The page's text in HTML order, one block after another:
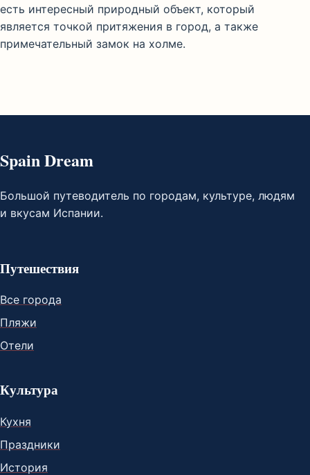
есть интересный природный объект, который
является точкой притяжения в город, а также
примечательный замок на холме.
Spain Dream
Большой путеводитель по городам, культуре, людям
и вкусам Испании.
Путешествия
Все города
Пляжи
Отели
Культура
Кухня
Праздники
История